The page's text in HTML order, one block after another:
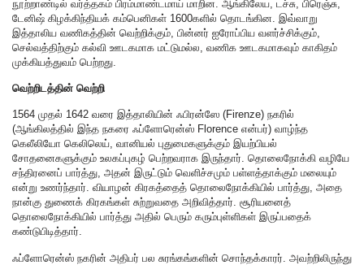
நூற்றாண்டில் வர்த்தகம் பிரம்மாண்டமாய் மாறின. ஆங்கிலேய, டச்சு, பிரெஞ்சு,
டேனிஷ் கிழக்கிந்தியக் கம்பெனிகள் 1600களில் தொடங்கின. இவ்வாறு
இத்தாலிய வணிகத்தின் வெற்றிக்கும், பின்னர் ஐரோப்பிய வளர்ச்சிக்கும்,
செல்வத்திற்கும் கல்வி ஊடகமாக மட்டுமல்ல, வணிக ஊடகமாகவும் காகிதம்
முக்கியத்துவம் பெற்றது.
வெற்றிடத்தின் வெற்றி
1564 முதல் 1642 வரை இத்தாலியின் ஃபிரன்ஸே (Firenze) நகரில்
(ஆங்கிலத்தில் இந்த நகரை ஃப்ளோரென்ஸ் Florence என்பர்) வாழ்ந்த
கெலீலியோ கெலிலெய், வானியல் புதுமைகளுக்கும் இயற்பியல்
சோதனைகளுக்கும் உலகப்புகழ் பெற்றவராக இருந்தார். தொலைநோக்கி வழியே
சந்திரனைப் பார்த்து, அதன் இருட்டும் வெளிச்சமும் பள்ளத்தாக்கும் மலையும்
என்று உணர்ந்தார். வியாழன் கிரகத்தைத் தொலைநோக்கியில் பார்த்து, அதை
நான்கு துணைக் கிரகங்கள் சுற்றுவதை அறிவித்தார். சூரியனைத்
தொலைநோக்கியில் பார்த்து அதில் பெரும் கரும்புள்ளிகள் இருப்பதைக்
கண்டுபிடித்தார்.
ஃப்ளோரென்ஸ் நகரின் அதிபர் பல சுரங்கங்களின் சொந்தக்காரர். அவற்றிலிருந்து